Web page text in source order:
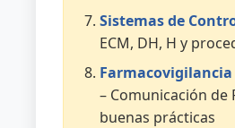
Sistemas de
ECM, DH, H y
Farmacovigilancia
– Comunicación de
buenas prácticas